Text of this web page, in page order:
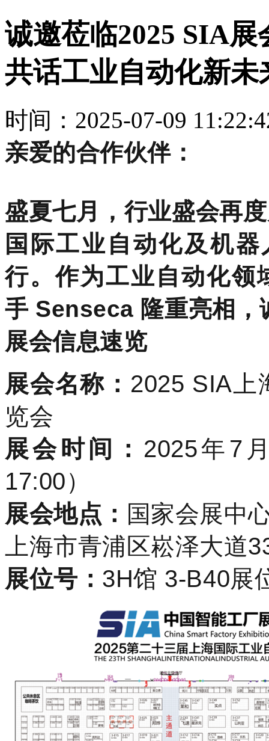
诚邀莅临2025 SIA展
共话工业自动化新未
时间：2025-07-09
亲爱的合作伙伴：
盛夏七月，行业盛会再
国际工业自动化及机
行。作为工业自动化领
手Senseca 隆重亮相，
展会信息速览
展会名称： 2025 SIA上
览会
展会时间： 2025年7
17:00）
展会地点： 国家会展
上海市青浦区崧泽
展位号： 3H馆 3-B40展